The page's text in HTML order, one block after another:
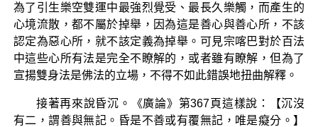
為了引生樂空雙運中最強烈覺受、最長久樂觸，而產生的
心境流散，都不屬於掉舉，因為這是善心與善心所，不該
認定為惡心所，就不該定義為掉舉。可見宗喀巴對於百法
中這些心所有法是完全不瞭解的，或者雖有瞭解，但為了
宣揚雙身法是佛法的立場，不得不如此錯誤地扭曲解釋。
接著再來說昏沉。《廣論》第367頁這樣說：【沉沒
有二，謂善與無記。昏是不善或有覆無記，唯是癡分。】